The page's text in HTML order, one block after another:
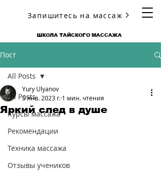
ШКОЛА ТАЙСКОГО МАССАЖА
ЮРИЯ УЛЬЯНОВА
Запишитесь на массаж
Пост
All Posts
Курсы массажа
Рекомендации
Техника массажа
Отзывы учеников
All Posts
Яркий след в душе
Yury Ulyanov
5 янв. 2023 г. 1 мин. чтения